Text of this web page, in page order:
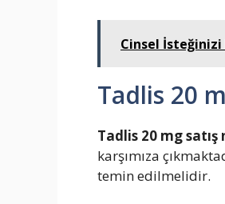
Cinsel İsteğinizi
Tadlis 20
Tadlis 20 mg satış
karşımıza
temin edilmelidir.